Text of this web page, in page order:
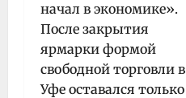
начал в экономике».
После закрытия
ярмарки формой
свободной торговли в
Уфе оставался только